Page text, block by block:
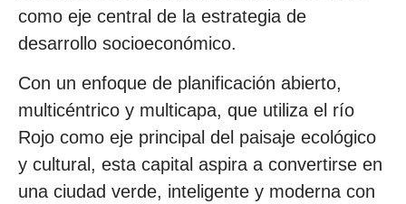
como eje central de la estrategia de
desarrollo socioeconómico.
Con un enfoque de planificación abierto,
multicéntrico y multicapa, que utiliza el río
Rojo como eje principal del paisaje ecológico
y cultural, esta capital aspira a convertirse en
una ciudad verde, inteligente y moderna con